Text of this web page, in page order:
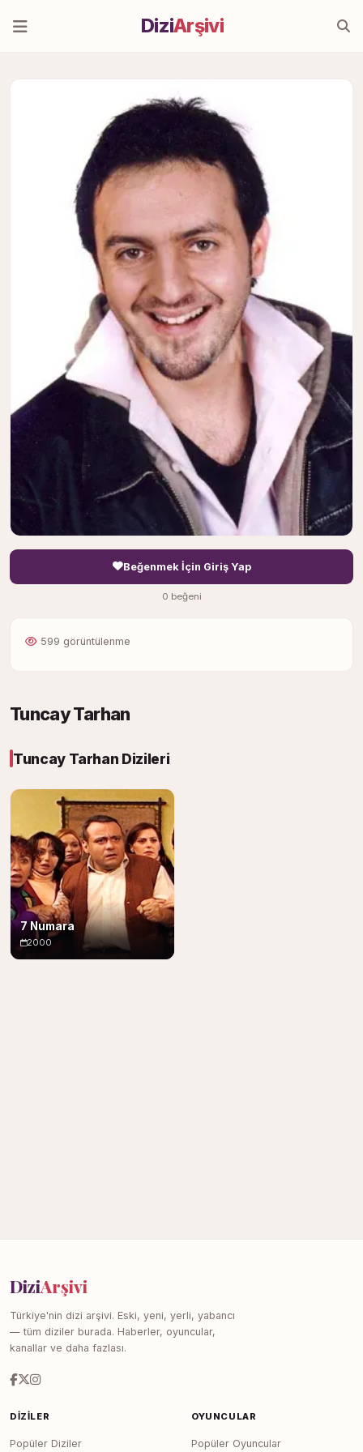
DiziArşivi
Beğenmek İçin Giriş Yap
0 beğeni
599 görüntülenme
Tuncay Tarhan
Tuncay Tarhan Dizileri
7 Numara
2000
DiziArşivi
Türkiye'nin dizi arşivi. Eski, yeni, yerli, yabancı
— tüm diziler burada. Haberler, oyuncular,
kanallar ve daha fazlası.
DIZILER
Popüler Diziler
OYUNCULAR
Popüler Oyuncular